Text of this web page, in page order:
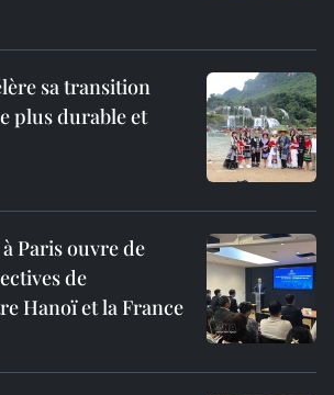
sa transition
plus durable et
Paris ouvre de
de
Hanoï et la France